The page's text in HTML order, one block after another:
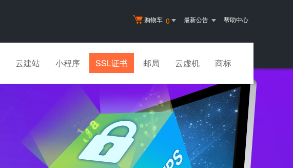
购物车 0 最新公告 帮助中心
云建站 小程序 SSL证书 邮局 云虚机 商标